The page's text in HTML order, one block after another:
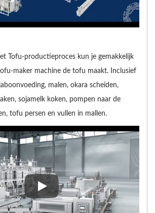
Tofu-productieproces kun je gemakkelijk
maker machine de tofu maakt. Inclusief
malen, okara scheiden,
sojamelk koken, pompen naar de
tofu persen en vullen in mallen.
In de video over het Tofu-